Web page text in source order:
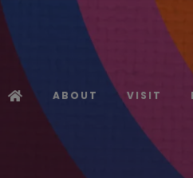
ABOUT VISIT